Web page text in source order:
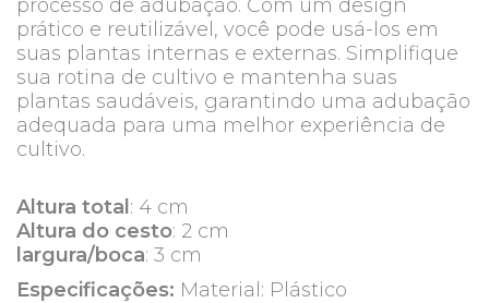
processo de adubação. Com um design
prático e reutilizável, você pode usá-los em
suas plantas internas e externas. Simplifique
sua rotina de cultivo e mantenha suas
plantas saudáveis, garantindo uma adubação
adequada para uma melhor experiência de
cultivo.
Altura total : 4 cm
Altura do cesto: 2 cm
largura/boca: 3 cm
Especificações: Material: Plástico